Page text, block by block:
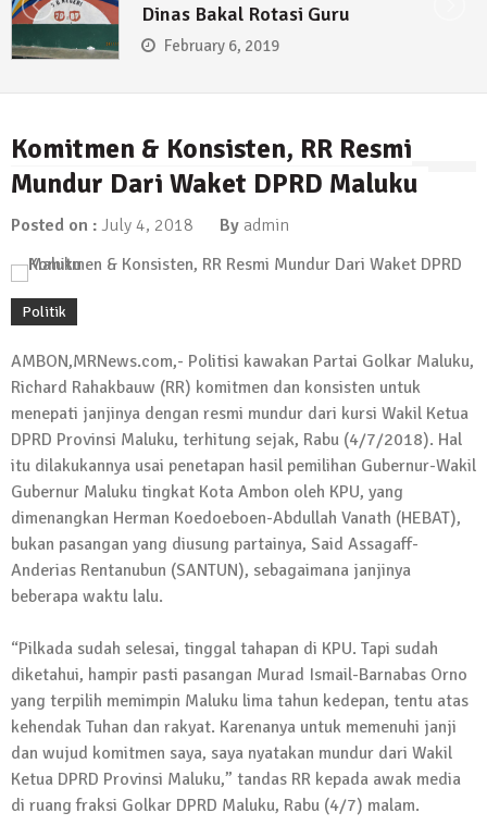
Dinas Bakal Rotasi Guru
February 6, 2019
Komitmen & Konsisten, RR Resmi
Mundur Dari Waket DPRD Maluku
Posted on : July 4, 2018 By admin
Politik
AMBON,MRNews.com,- Politisi kawakan Partai Golkar Maluku,
Richard Rahakbauw (RR) komitmen dan konsisten untuk
menepati janjinya dengan resmi mundur dari kursi Wakil Ketua
DPRD Provinsi Maluku, terhitung sejak, Rabu (4/7/2018). Hal
itu dilakukannya usai penetapan hasil pemilihan Gubernur-Wakil
Gubernur Maluku tingkat Kota Ambon oleh KPU, yang
dimenangkan Herman Koedoeboen-Abdullah Vanath (HEBAT),
bukan pasangan yang diusung partainya, Said Assagaff-
Anderias Rentanubun (SANTUN), sebagaimana janjinya
beberapa waktu lalu.
“Pilkada sudah selesai, tinggal tahapan di KPU. Tapi sudah
diketahui, hampir pasti pasangan Murad Ismail-Barnabas Orno
yang terpilih memimpin Maluku lima tahun kedepan, tentu atas
kehendak Tuhan dan rakyat. Karenanya untuk memenuhi janji
dan wujud komitmen saya, saya nyatakan mundur dari Wakil
Ketua DPRD Provinsi Maluku,” tandas RR kepada awak media
di ruang fraksi Golkar DPRD Maluku, Rabu (4/7) malam.